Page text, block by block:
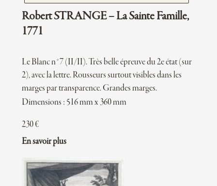
Robert STRANGE – La Sainte Famille,
1771
Le Blanc n°7 (II/II). Très belle épreuve du 2e état (sur
2), avec la lettre. Rousseurs surtout visibles dans les
marges par transparence. Grandes marges.
Dimensions : 516 mm x 360 mm
230€
En savoir plus